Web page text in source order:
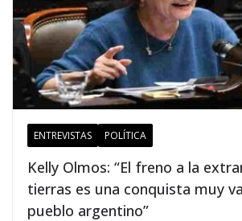
ENTREVISTAS POLÍTICA
Kelly Olmos: “El freno a la
tierras es una conquista muy
pueblo argentino”